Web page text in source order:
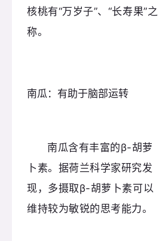
核桃有“万岁子”、“长寿果”之
称。
南瓜：有助于脑部运转
南瓜含有丰富的β-胡萝
卜素。据荷兰科学家研究发
现，多摄取β-胡萝卜素可以
维持较为敏锐的思考能力。